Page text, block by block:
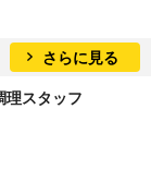
さらに見る
理スタッフ